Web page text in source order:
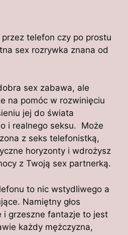
telefon czy po prostu
sex rozrywka znana od
sex zabawa, ale
na pomóc w rozwinięciu
jej do świata
i realnego seksu. Może
z seks telefonistką,
horyzonty i wdrożysz
z Twoją sex partnerką.
to nic wstydliwego a
Namiętny głos
i grzeszne fantazje to jest
każdy mężczyzna,